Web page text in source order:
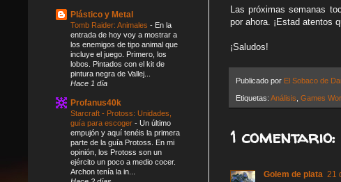
Las próximas semanas
por ahora. ¡Estad atentos
¡Saludos!
Publicado por El Sobaco de
Etiquetas: Análisis Games
1 comentario:
Golem de plata 21
Plástico y Metal
Tomb Raider: Animales - En la
entrada de hoy voy a mostrar a
los enemigos de tipo animal que
incluye el juego. Primero, los
lobos. Pintados con el kit de
pintura negra de Vallej...
Hace 1 día
Profanus40k
Starcraft - Protoss: Unidades,
guía para escoger - Un último
empujón y aquí tenéis la primera
parte de la guía Protoss. En mi
opinión, los Protoss son un
ejército un poco a medio cocer.
Archon tenía la in...